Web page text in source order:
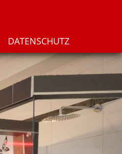
DATENSCHUTZ